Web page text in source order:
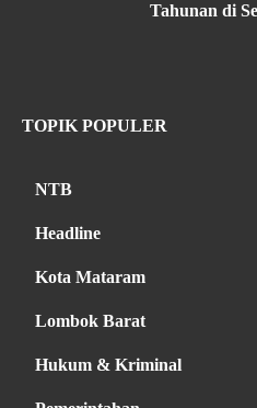
Tahunan di
TOPIK POPULER
NTB
Headline
Kota Mataram
Lombok Barat
Hukum & Kriminal